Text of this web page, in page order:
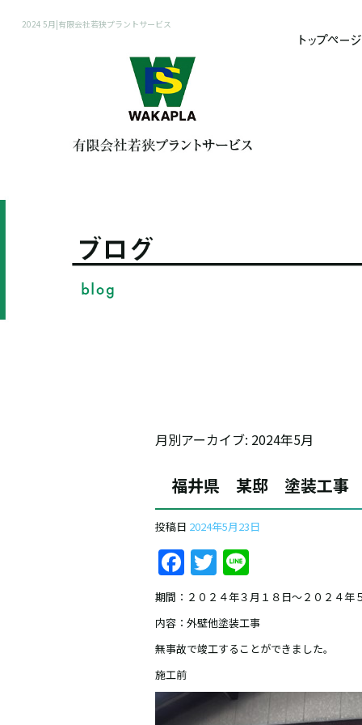
2024 5月|有限会社若狭プラントサービス
月別アーカイブ: 2024年5月
福井県 某邸 塗装工
投稿日 2024年5月23日
Facebook
Twitter
期間：２０２４年３月１８日～２０２４年
内容：外壁他塗装工事
無事故で竣工することができました。
施工前